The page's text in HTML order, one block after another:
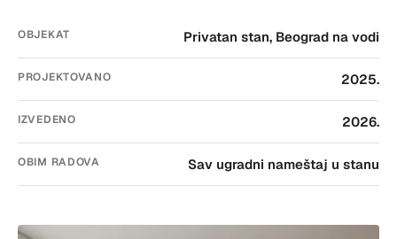
OBJEKAT Privatan stan, Beograd na vodi
PROJEKTOVANO 2025.
IZVEDENO 2026.
OBIM RADOVA Sav ugradni nameštaj u stanu